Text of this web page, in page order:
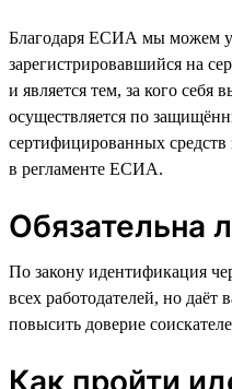
Благодаря ЕСИА мы можем
зарегистрировавшийся на
и является тем, за кого себя
осуществляется по
сертифицированных
в регламенте ЕСИА.
Обязательна
По закону идентификация
всех работодателей, но
повысить доверие
Как пройти